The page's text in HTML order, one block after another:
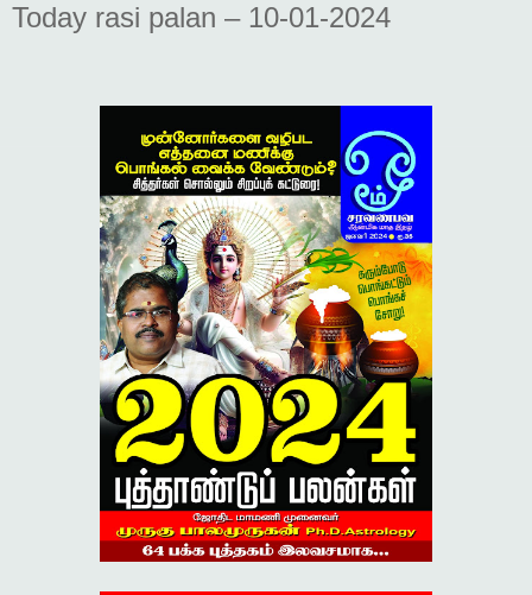
Today rasi palan – 10-01-2024